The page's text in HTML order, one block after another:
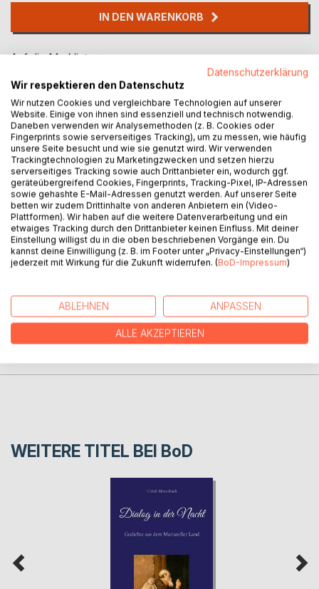
IN DEN WARENKORB
Auf die Merkliste
BESCHREIBUNG
Was hätte ein Zeitreisender oder ein Besucher eines
fernen Planeten über unseren Lebensstil zu sagen?
PRESSESTIMMEN
WEITERE TITEL BEI BoD
Datenschutzerklärung
Wir respektieren den Datenschutz
Wir nutzen Cookies und vergleichbare Technologien auf unserer
Website. Einige von ihnen sind essenziell und technisch notwendig.
Daneben verwenden wir Analysemethoden (z. B. Cookies oder
Fingerprints sowie serverseitiges Tracking), um zu messen, wie häufig
unsere Seite besucht und wie sie genutzt wird. Wir verwenden
Trackingtechnologien zu Marketingzwecken und setzen hierzu
serverseitiges Tracking sowie auch Drittanbieter ein, wodurch ggf.
geräteübergreifend Cookies, Fingerprints, Tracking-Pixel, IP-Adressen
sowie gehashte E-Mail-Adressen genutzt werden. Auf unserer Seite
betten wir zudem Drittinhalte von anderen Anbietern ein (Video-
Plattformen). Wir haben auf die weitere Datenverarbeitung und ein
etwaiges Tracking durch den Drittanbieter keinen Einfluss. Mit deiner
Einstellung willigst du in die oben beschriebenen Vorgänge ein. Du
kannst deine Einwilligung (z. B. im Footer unter „Privacy-Einstellungen“)
jederzeit mit Wirkung für die Zukunft widerrufen. (BoD-Impressum)
ABLEHNEN ANPASSEN
ALLE AKZEPTIEREN